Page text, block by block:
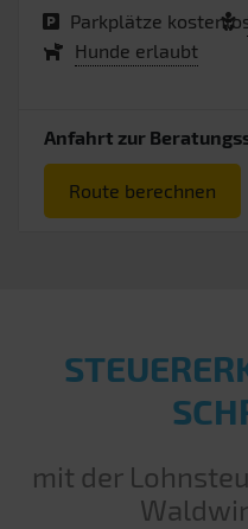
Parkplätze
Hunde erlaubt
Anfahrt zur
Route berechnen
mit der